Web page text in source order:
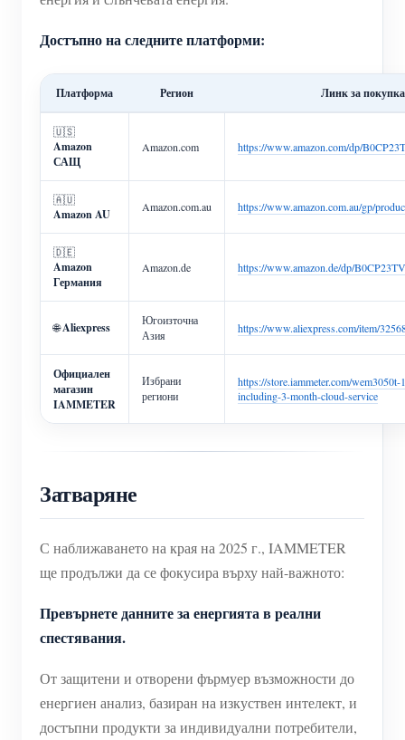
Достъпно на следните платформи:
Платформа Регион Линк за покупка
🇺🇸
Amazon
САЩ
Amazon.com https://www.amazon.com/dp/
🇦🇺
Amazon AU Amazon.com.au https://www.amazon.com.au/gp/
🇩🇪
Amazon
Германия
Amazon.de https://www.amazon.de/dp/
🌐Aliexpress
Югоизточна
Азия
https://www.aliexpress.com/item/
Официален
магазин
IAMMETER
Избрани
региони
https://store.iammeter.com/
including-3-month-cloud-service
Затваряне
С наближаването на края на 2025 г., IAMMETER
ще продължи да се фокусира върху най-важното:
Превърнете данните за енергията в реални
спестявания.
От защитени и отворени фърмуер възможности до
енергиен анализ, базиран на изкуствен интелект, и
достъпни продукти за индивидуални потребители,